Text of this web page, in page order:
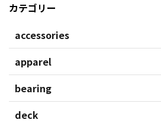
カテゴリー
accessories
apparel
bearing
deck